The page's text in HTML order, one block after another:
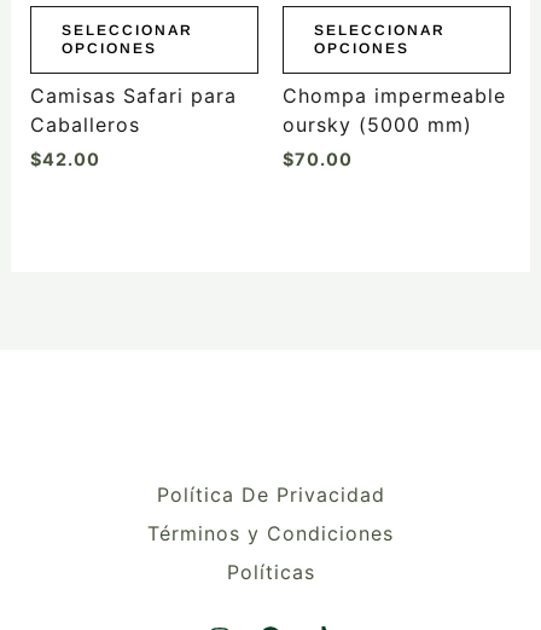
SELECCIONAR
OPCIONES
elegir
la
página
producto
Camisas Safari para
Caballeros
$42.00
SELECCIONAR
OPCIONES
elegir
la
página
producto
Chompa impermeable
oursky (5000 mm)
$70.00
Política De Privacidad
Términos y Condiciones
Políticas